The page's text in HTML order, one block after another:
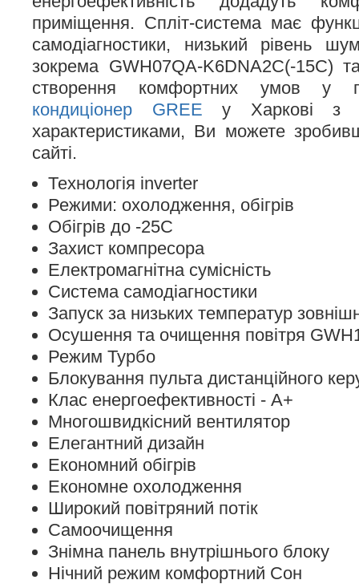
приміщення. Спліт-система має
самодіагностики, низький рівень
зокрема GWH07QA-K6DNA2С(-15С)
створення комфортних умов у
кондиціонер GREE у Харкові з
характеристиками, Ви можете
сайті.
Технологія inverter
Режими: охолодження, обігрів
Обігрів до -25С
Захист компресора
Електромагнітна сумісність
Система самодіагностики
Запуск за низьких температур
Осушення та очищення повітря
Режим Турбо
Блокування пульта дистанційного
Клас енергоефективності - А+
Многошвидкісний вентилятор
Елегантний дизайн
Економний обігрів
Економне охолодження
Широкий повітряний потік
Самоочищення
Знімна панель внутрішнього блоку
Нічний режим комфортний Сон